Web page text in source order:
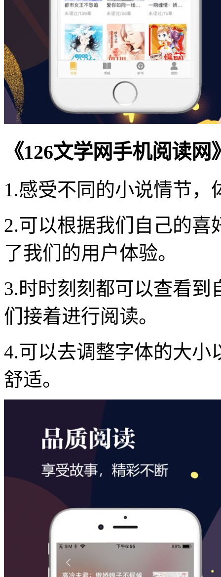
《126文学网手机阅读
1.感受不同的小说情节
2.可以根据我们自己的
了我们的用户体验。
3.时时刻刻都可以查看
们接着进行阅读。
4.可以去调整字体的大小
舒适。